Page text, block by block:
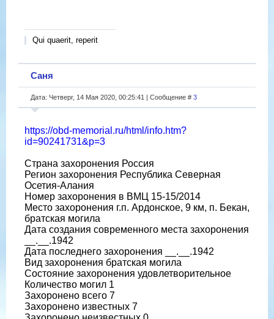
Qui quaerit, reperit
Саня
Дата: Четверг, 14 Мая 2020, 00:25:41 | Сообщение # 3
https://obd-memorial.ru/html/info.htm?
id=90241731&p=3
Страна захоронения Россия
Регион захоронения Республика Северная
Осетия-Алания
Номер захоронения в ВМЦ 15-15/2014
Место захоронения г.п. Ардонское, 9 км, п. Бекан,
братская могила
Дата создания современного места захоронения
__.__.1942
Дата последнего захоронения __.__.1942
Вид захоронения братская могила
Состояние захоронения удовлетворительное
Количество могил 1
Захоронено всего 7
Захоронено известных 7